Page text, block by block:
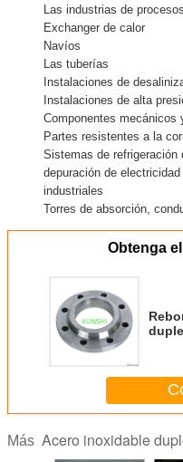
Las industrias de
Exchanger de calor
Navíos
Las tuberías
Instalaciones de
Instalaciones de alta
Componentes mecánicos
Partes resistentes a la
Sistemas de
depuración de
industriales
Torres de absorción,
Obtenga
Más Acero inoxidable